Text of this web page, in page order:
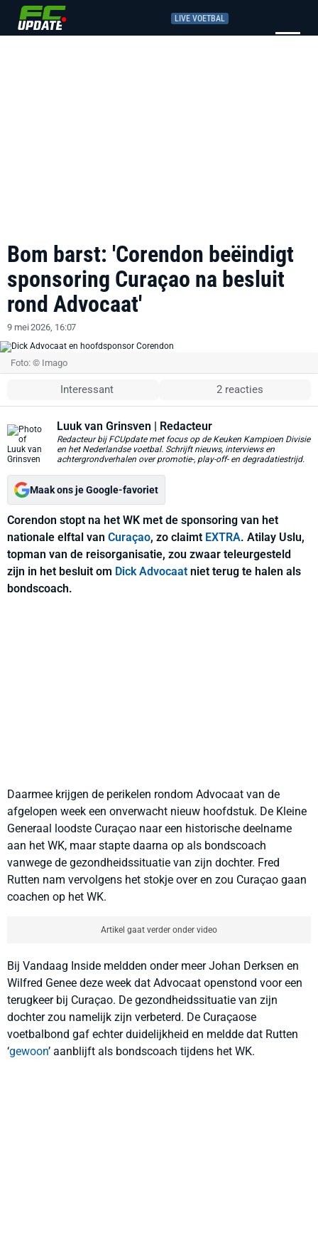
LIVE VOETBAL
Bom barst: 'Corendon beëindigt
sponsoring Curaçao na besluit
rond Advocaat'
9 mei 2026, 16:07
Foto: © Imago
Interessant 2 reacties
Luuk van Grinsven | Redacteur
Redacteur bij FCUpdate met focus op de Keuken Kampioen Divisie
en het Nederlandse voetbal. Schrijft nieuws, interviews en
achtergrondverhalen over promotie-, play-off- en degradatiestrijd.
Maak ons je Google-favoriet
Corendon stopt na het WK met de sponsoring van het
nationale elftal van Curaçao, zo claimt EXTRA. Atilay Uslu,
topman van de reisorganisatie, zou zwaar teleurgesteld
zijn in het besluit om Dick Advocaat niet terug te halen als
bondscoach.
Daarmee krijgen de perikelen rondom Advocaat van de
afgelopen week een onverwacht nieuw hoofdstuk. De Kleine
Generaal loodste Curaçao naar een historische deelname
aan het WK, maar stapte daarna op als bondscoach
vanwege de gezondheidssituatie van zijn dochter. Fred
Rutten nam vervolgens het stokje over en zou Curaçao gaan
coachen op het WK.
Artikel gaat verder onder video
Bij Vandaag Inside meldden onder meer Johan Derksen en
Wilfred Genee deze week dat Advocaat openstond voor een
terugkeer bij Curaçao. De gezondheidssituatie van zijn
dochter zou namelijk zijn verbeterd. De Curaçaose
voetbalbond gaf echter duidelijkheid en meldde dat Rutten
‘gewoon’ aanblijft als bondscoach tijdens het WK.